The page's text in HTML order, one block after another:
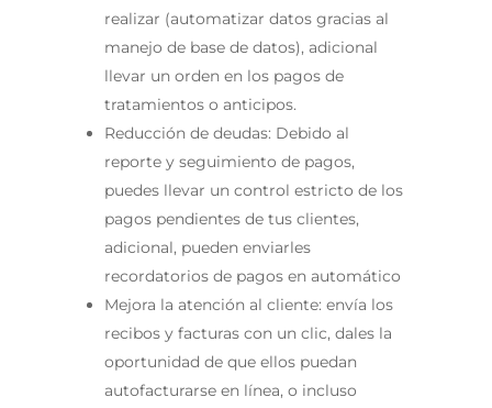
realizar (automatizar datos gracias al
manejo de base de datos), adicional
llevar un orden en los pagos de
tratamientos o anticipos.
Reducción de deudas: Debido al
reporte y seguimiento de pagos,
puedes llevar un control estricto de los
pagos pendientes de tus clientes,
adicional, pueden enviarles
recordatorios de pagos en automático
Mejora la atención al cliente: envía los
recibos y facturas con un clic, dales la
oportunidad de que ellos puedan
autofacturarse en línea, o incluso